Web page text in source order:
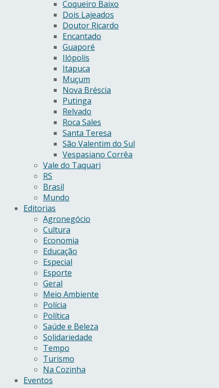
Coqueiro Baixo
Dois Lajeados
Doutor Ricardo
Encantado
Guaporé
Ilópolis
Itapuca
Muçum
Nova Bréscia
Putinga
Relvado
Roca Sales
Santa Teresa
São Valentim do Sul
Vespasiano Corrêa
Vale do Taquari
RS
Brasil
Mundo
Editorias
Agronegócio
Cultura
Economia
Educação
Especial
Esporte
Geral
Meio Ambiente
Polícia
Política
Saúde e Beleza
Solidariedade
Tempo
Turismo
Na Cozinha
Eventos